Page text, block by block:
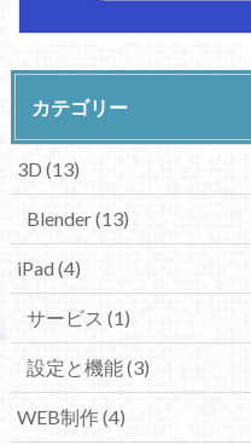
カテゴリー
3D (13)
Blender(13)
iPad (4)
サービス (1)
設定と機能(3)
WEB制作(4)